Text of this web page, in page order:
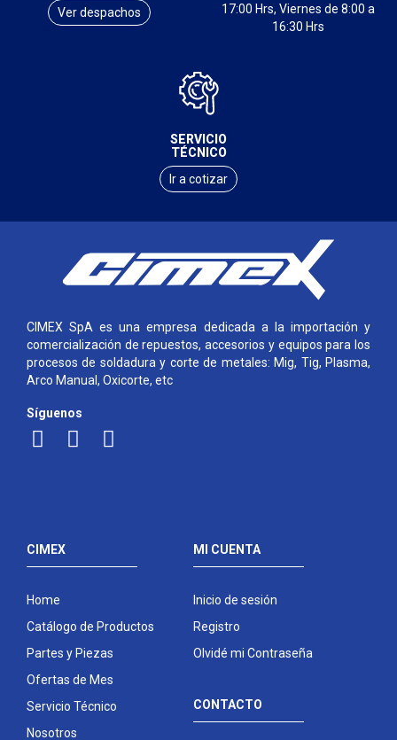
Ver despachos
17:00 Hrs, Viernes de 8:00 a
16:30 Hrs
SERVICIO
TÉCNICO
Ir a cotizar
CIMEX SpA es una empresa dedicada a la importación y
comercialización de repuestos, accesorios y equipos para los
procesos de soldadura y corte de metales: Mig, Tig, Plasma,
Arco Manual, Oxicorte, etc
Síguenos
CIMEX
Home
Catálogo de Productos
Partes y Piezas
Ofertas de Mes
Servicio Técnico
Nosotros
MI CUENTA
Inicio de sesión
Registro
Olvidé mi Contraseña
CONTACTO